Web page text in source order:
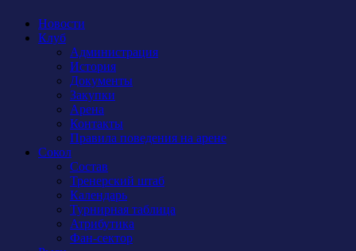
Новости
Клуб
Администрация
История
Документы
Закупки
Арена
Контакты
Правила поведения на арене
Сокол
Состав
Тренерский штаб
Календарь
Турнирная таблица
Атрибутика
Фан-сектор